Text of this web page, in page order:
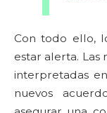
Con todo ello,
estar alerta. Las
interpretadas
nuevos